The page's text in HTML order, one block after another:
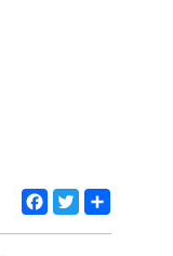
Facebook
Twitter
Share